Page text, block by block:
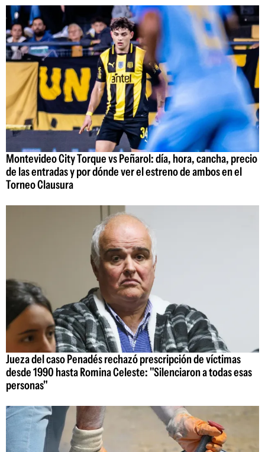
Montevideo City Torque vs Peñarol: día, hora, cancha, precio
de las entradas y por dónde ver el estreno de ambos en el
Torneo Clausura
Jueza del caso Penadés rechazó prescripción de víctimas
desde 1990 hasta Romina Celeste: "Silenciaron a todas esas
personas"